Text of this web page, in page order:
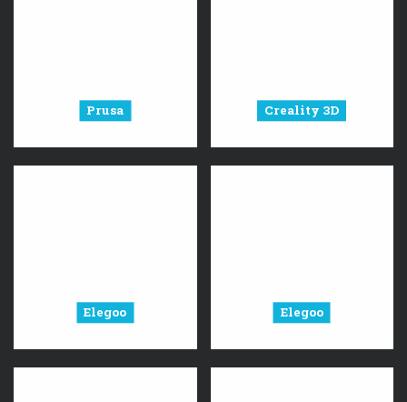
Prusa Creality 3D
Elegoo Elegoo